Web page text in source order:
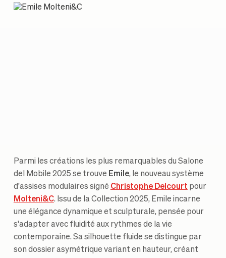
Parmi les créations les plus remarquables du Salone
del Mobile 2025 se trouve Emile, le nouveau système
d'assises modulaires signé Christophe Delcourt pour
Molteni&C. Issu de la Collection 2025, Emile incarne
une élégance dynamique et sculpturale, pensée pour
s'adapter avec fluidité aux rythmes de la vie
contemporaine. Sa silhouette fluide se distingue par
son dossier asymétrique variant en hauteur, créant